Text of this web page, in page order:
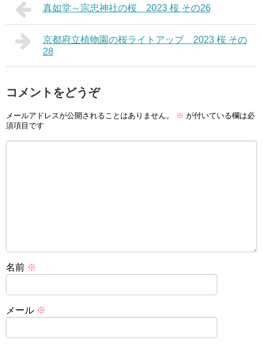
真如堂～宗忠神社の桜 2023 桜 その26
京都府立植物園の桜ライトアップ 2023 桜 その
28
コメントをどうぞ
メールアドレスが公開されることはありません。 ※ が付いている欄は必
須項目です
名前 ※
メール ※